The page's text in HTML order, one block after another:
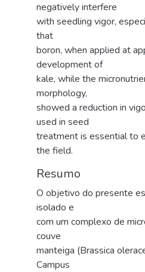
negatively interfere
with seedling vigor,
that
boron, when applied at
development of
kale, while the
morphology,
showed a reduction in
used in seed
treatment is essential to
the field.
Resumo
O objetivo do presente
isolado e
com um complexo de
couve
manteiga (Brassica
Campus